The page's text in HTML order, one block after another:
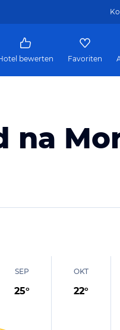
bewerten Favoriten
na
SEP
25°
OKT
22°